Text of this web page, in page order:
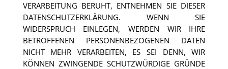
VERARBEITUNG BERUHT, ENTNEHMEN SIE DIESER
DATENSCHUTZERKLÄRUNG. WENN SIE
WIDERSPRUCH EINLEGEN, WERDEN WIR IHRE
BETROFFENEN PERSONENBEZOGENEN DATEN
NICHT MEHR VERARBEITEN, ES SEI DENN, WIR
KÖNNEN ZWINGENDE SCHUTZWÜRDIGE GRÜNDE